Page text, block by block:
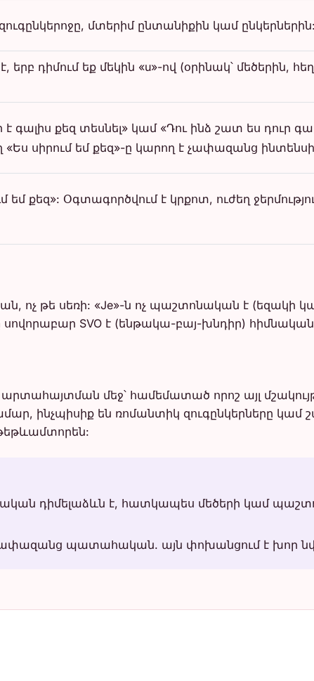
մտերիմ ընտանիքին կամ ընկերներին:
դիմում եք մեկին «u»-ով (օրինակ՝ մեծերին,
գալիս քեզ տեսնել» կամ «Դու ինձ շատ ես դուր
սիրում եմ քեզ»-ը կարող է չափազանց ինտենսիվ
քեզ»: Օգտագործվում է կրքոտ, ուժեղ
ոչ թե սեռի: «Je»-ն ոչ պաշտոնական է (եզակի
SVO է (ենթակա-բայ-խնդիր)
մեջ՝ համեմատած որոշ այլ
ինչպիսիք են ռոմանտիկ զուգընկերները
դիմելաձևն է, հատկապես մեծերի կամ
չափազանց պատահական. այն փոխանցում է խոր